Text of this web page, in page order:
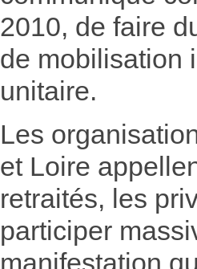
2010, de faire
de mobilisation
unitaire.
Les
et Loire
retraités, les
participer
manifestation